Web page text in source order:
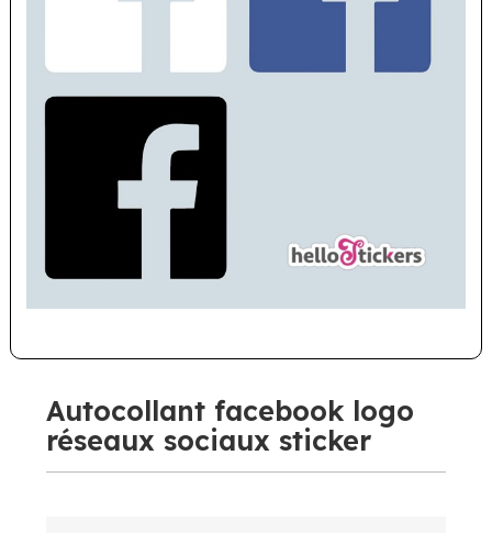
Autocollant facebook logo
réseaux sociaux sticker